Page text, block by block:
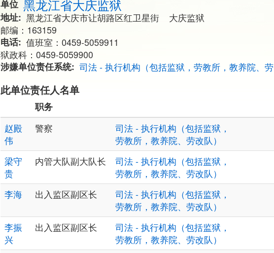
单位 黑龙江省大庆监狱
地址
黑龙江省大庆市让胡路区红卫星街 大庆监狱
邮编：163159
电话
值班室：0459-5059911
狱政科：0459-5059900
涉嫌单位责任系统
司法 - 执行机构（包括监狱，劳教所，教养院、劳
此单位责任人名单
职务
赵殿
伟
警察
司法 - 执行机构（包括监狱，
劳教所，教养院、劳改队）
梁守
贵
内管大队副大队长
司法 - 执行机构（包括监狱，
劳教所，教养院、劳改队）
李海
出入监区副区长
司法 - 执行机构（包括监狱，
劳教所，教养院、劳改队）
李振
兴
出入监区副区长
司法 - 执行机构（包括监狱，
劳教所，教养院、劳改队）